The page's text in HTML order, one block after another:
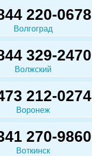
220-0678
Волгоград
329-2470
Волжский
212-0274
Воронеж
270-9860
Воткинск